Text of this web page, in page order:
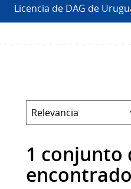
Licencia de DAG de
1 conjunto
encontrado